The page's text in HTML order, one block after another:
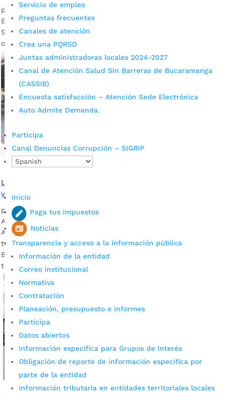
Servicio de empleo
Preguntas frecuentes
Canales de atención
Crea una PQRSD
Juntas administradoras locales 2024-2027
Canal de Atención Salud Sin Barreras de Bucaramanga
(CASSIB)
Encuesta satisfacción – Atención Sede Electrónica
Auto Admite Demanda.
Participa
Canal Denuncias Corrupción – SIGRIP
Inicio
Paga tus impuestos
Noticias
Transparencia y acceso a la información pública
Información de la entidad
Correo institucional
Normativa
Contratación
Planeación, presupuesto e informes
Participa
Datos abiertos
Información específica para Grupos de Interés
Obligación de reporte de información específica por
parte de la entidad
Información tributaria en entidades territoriales locales
por admin_prensa|Abr 23, 2025
En reunión con la Junta Directiva de la Sociedad Metrolínea
S.A., se estableció un plan de emergencia para mantener
operación de Metrolínea.
La tarifa de Metrolínea será de $2.800 y la población
vulnerable tendrá un subsidio del 50%
porAlcaldía de Bucaramanga
Así lo dio a conocer Saharay Rojas, jefe de Gobernanza de la
Alcaldía de Bucaramanga. Por su parte, la tarifa mínima de
taxi quedó en $6.200. Fotografía: Prensa Alcaldía de
Bucaramanga El Gobierno de Juan Carlos Cárdenas seguirá
trabajando para mejorar el servicio del...